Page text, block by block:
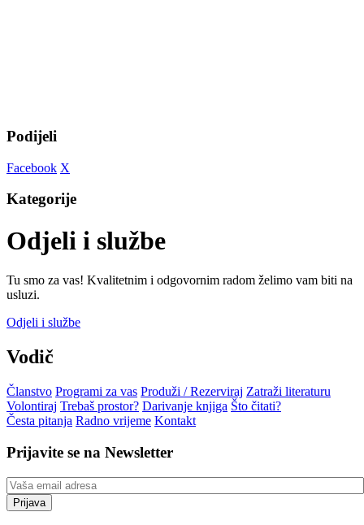
Podijeli
Facebook X
Kategorije
Odjeli i službe
Tu smo za vas! Kvalitetnim i odgovornim radom želimo vam biti na
usluzi.
Odjeli i službe
Vodič
Članstvo Programi za vas Produži / Rezerviraj Zatraži literaturu
Volontiraj Trebaš prostor? Darivanje knjiga Što čitati?
Česta pitanja Radno vrijeme Kontakt
Prijavite se na Newsletter